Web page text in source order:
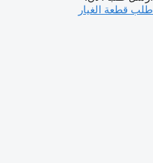
طلب قطعة الغيار